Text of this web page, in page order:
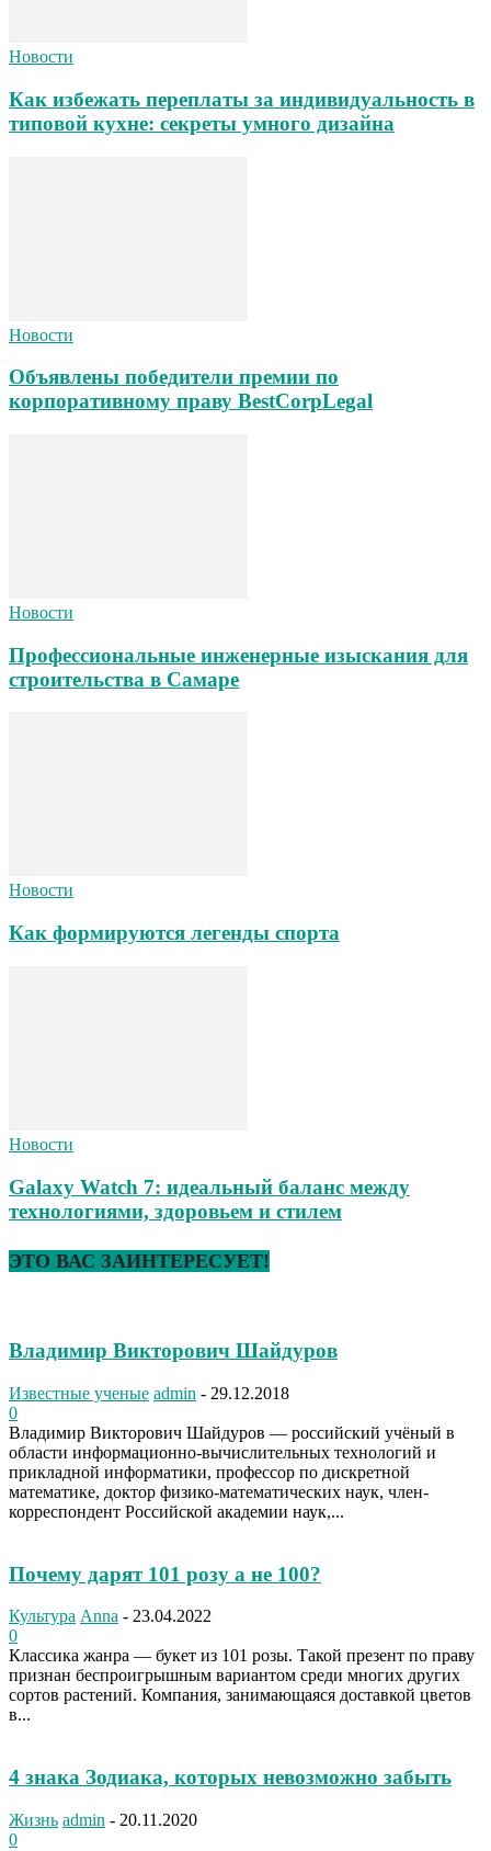
Новости
Как избежать переплаты за индивидуальность в
типовой кухне: секреты умного дизайна
Новости
Объявлены победители премии по
корпоративному праву BestCorpLegal
Новости
Профессиональные инженерные изыскания для
строительства в Самаре
Новости
Как формируются легенды спорта
Новости
Galaxy Watch 7: идеальный баланс между
технологиями, здоровьем и стилем
ЭТО ВАС ЗАИНТЕРЕСУЕТ!
Владимир Викторович Шайдуров
Известные ученые admin - 29.12.2018
0
Владимир Викторович Шайдуров — российский учёный в
области информационно-вычислительных технологий и
прикладной информатики, профессор по дискретной
математике, доктор физико-математических наук, член-
корреспондент Российской академии наук,...
Почему дарят 101 розу а не 100?
Культура Anna - 23.04.2022
0
Классика жанра — букет из 101 розы. Такой презент по праву
признан беспроигрышным вариантом среди многих других
сортов растений. Компания, занимающаяся доставкой цветов
в...
4 знака Зодиака, которых невозможно забыть
Жизнь admin - 20.11.2020
0